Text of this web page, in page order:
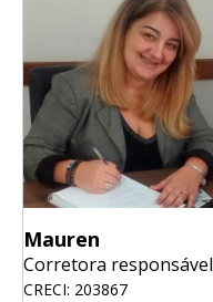
Mauren
Corretora responsável
CRECI: 203867